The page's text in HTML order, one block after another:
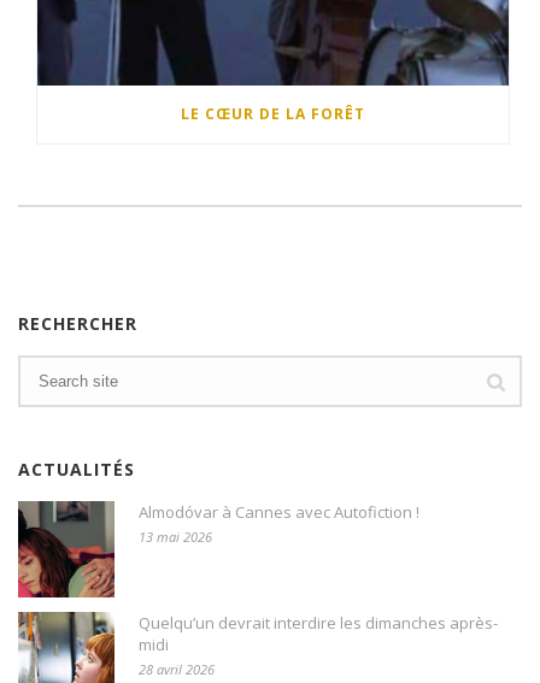
LE CŒUR DE LA FORÊT
RECHERCHER
ACTUALITÉS
Almodóvar à Cannes avec Autofiction !
13 mai 2026
Quelqu’un devrait interdire les dimanches après-
midi
28 avril 2026